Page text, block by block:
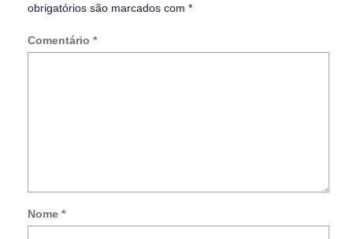
obrigatórios são marcados com *
Comentário *
Nome *